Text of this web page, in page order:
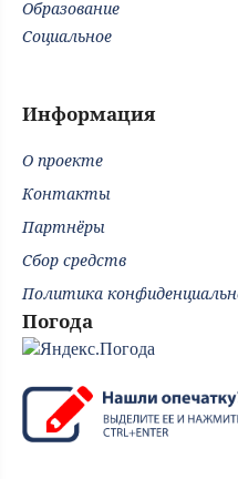
Образование
Социальное
Информация
О проекте
Контакты
Партнёры
Сбор средств
Политика
Погода